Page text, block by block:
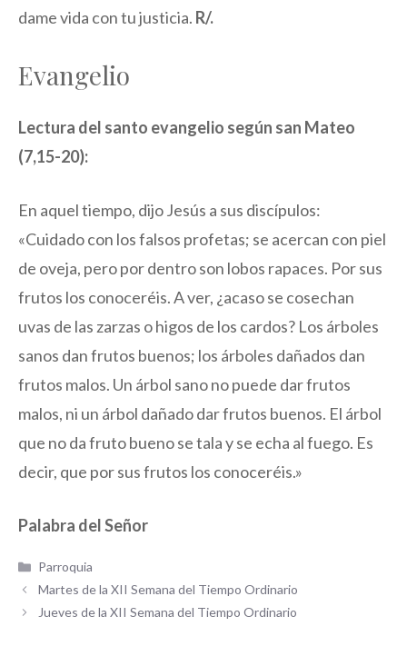
dame vida con tu justicia. R/.
Evangelio
Lectura del santo evangelio según san Mateo
(7,15-20):
En aquel tiempo, dijo Jesús a sus discípulos:
«Cuidado con los falsos profetas; se acercan con piel
de oveja, pero por dentro son lobos rapaces. Por sus
frutos los conoceréis. A ver, ¿acaso se cosechan
uvas de las zarzas o higos de los cardos? Los árboles
sanos dan frutos buenos; los árboles dañados dan
frutos malos. Un árbol sano no puede dar frutos
malos, ni un árbol dañado dar frutos buenos. El árbol
que no da fruto bueno se tala y se echa al fuego. Es
decir, que por sus frutos los conoceréis.»
Palabra del Señor
Categorías
Parroquia
Martes de la XII Semana del Tiempo Ordinario
Jueves de la XII Semana del Tiempo Ordinario